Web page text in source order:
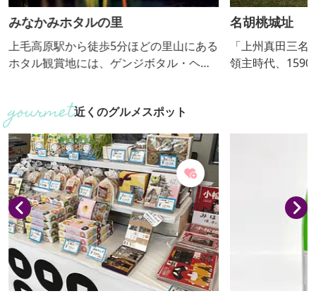
みなかみホタルの里
上毛高原駅から徒歩5分ほどの里山にある
ホタル観賞地には、ゲンジボタル・ヘイ
きます。 昭和58年「ホタルを守る会」が
結成し、現在まで発生分布調査、保護育
成活動、啓蒙活動を実施しています。平
成元年に環境庁「ふるさといきものの里1
00選」に認定されています。
名胡桃城址
「上州真田三
領主時代、
近くのグルメスポット